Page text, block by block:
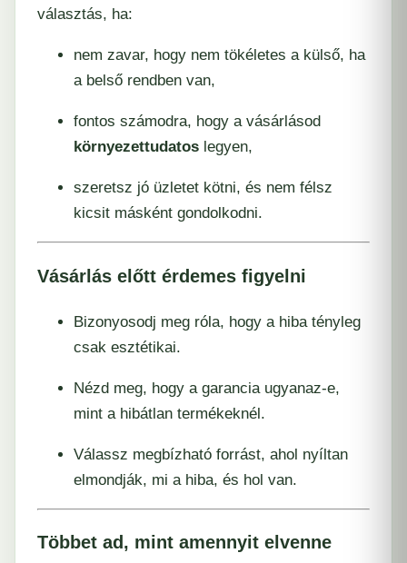
választás, ha:
nem zavar, hogy nem tökéletes a külső, ha
a belső rendben van,
fontos számodra, hogy a vásárlásod
környezettudatos legyen,
szeretsz jó üzletet kötni, és nem félsz
kicsit másként gondolkodni.
Vásárlás előtt érdemes figyelni
Bizonyosodj meg róla, hogy a hiba tényleg
csak esztétikai.
Nézd meg, hogy a garancia ugyanaz-e,
mint a hibátlan termékeknél.
Válassz megbízható forrást, ahol nyíltan
elmondják, mi a hiba, és hol van.
Többet ad, mint amennyit elvenne